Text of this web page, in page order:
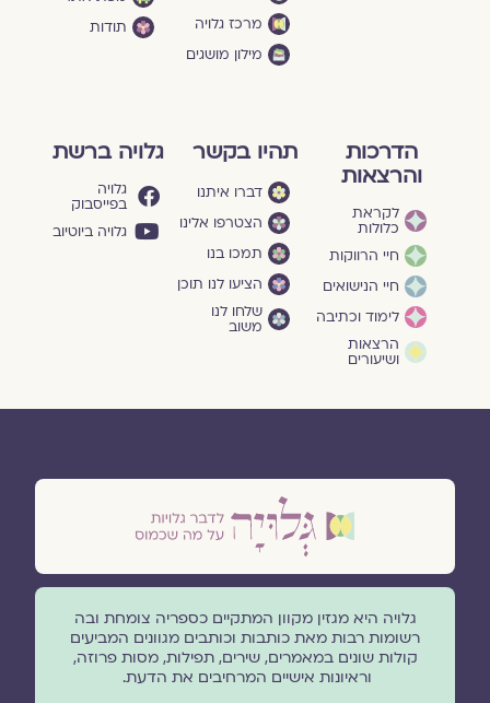
מרכז גלויה
מילון מושגים
תודות
הדרכות
והרצאות
לקראת
כלולות
חיי הרווקות
חיי הנישואים
לימוד וכתיבה
הרצאות
ושיעורים
תהיו בקשר
דברו איתנו
הצטרפו אלינו
תמכו בנו
הציעו לנו תוכן
שלחו לנו
משוב
גלויה ברשת
גלויה
בפייסבוק
גלויה ביוטיוב
גלויה היא מגזין מקוון המתקיים כספריה צומחת ובה
רשומות רבות מאת כותבות וכותבים מגוונים המביעים
קולות שונים במאמרים, שירים, תפילות, מסות פרוזה,
וראיונות אישיים המרחיבים את הדעת.